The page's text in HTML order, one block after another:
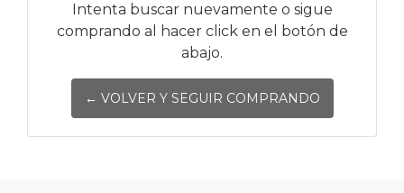
Intenta buscar nuevamente o sigue
comprando al hacer click en el botón de
abajo.
← VOLVER Y SEGUIR COMPRANDO